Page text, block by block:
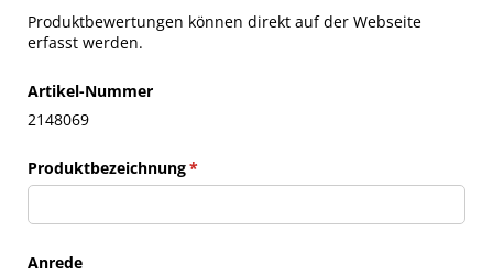
Produktbewertungen können direkt auf der Webseite
erfasst werden.
Artikel-Nummer
2148069
Produktbezeichnung*
(erforderlich)
Anrede